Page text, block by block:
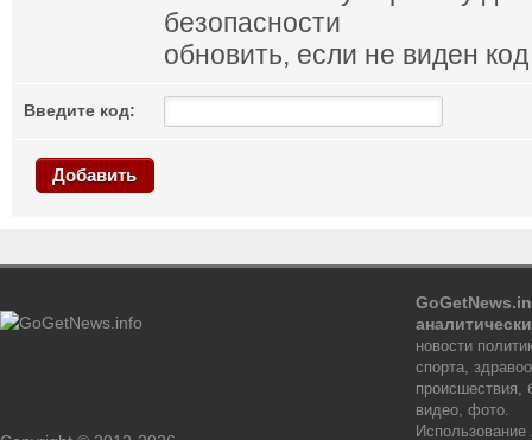
обновить, если не виден код
Введите код:
Добавить
новости
спорта,
происшествия,
видео, фото.